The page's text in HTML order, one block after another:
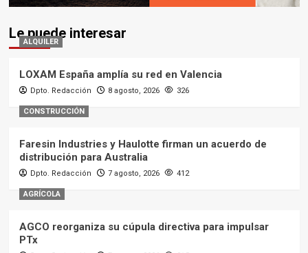
Le puede interesar
ALQUILER
LOXAM España amplía su red en Valencia
Dpto. Redacción 8 agosto, 2026 326
CONSTRUCCIÓN
Faresin Industries y Haulotte firman un acuerdo de
distribución para Australia
Dpto. Redacción 7 agosto, 2026 412
AGRÍCOLA
AGCO reorganiza su cúpula directiva para impulsar
PTx